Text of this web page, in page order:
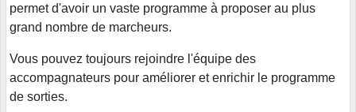
permet d'avoir un vaste programme à proposer au plus
grand nombre de marcheurs.
Vous pouvez toujours rejoindre l'équipe des
accompagnateurs pour améliorer et enrichir le programme
de sorties.